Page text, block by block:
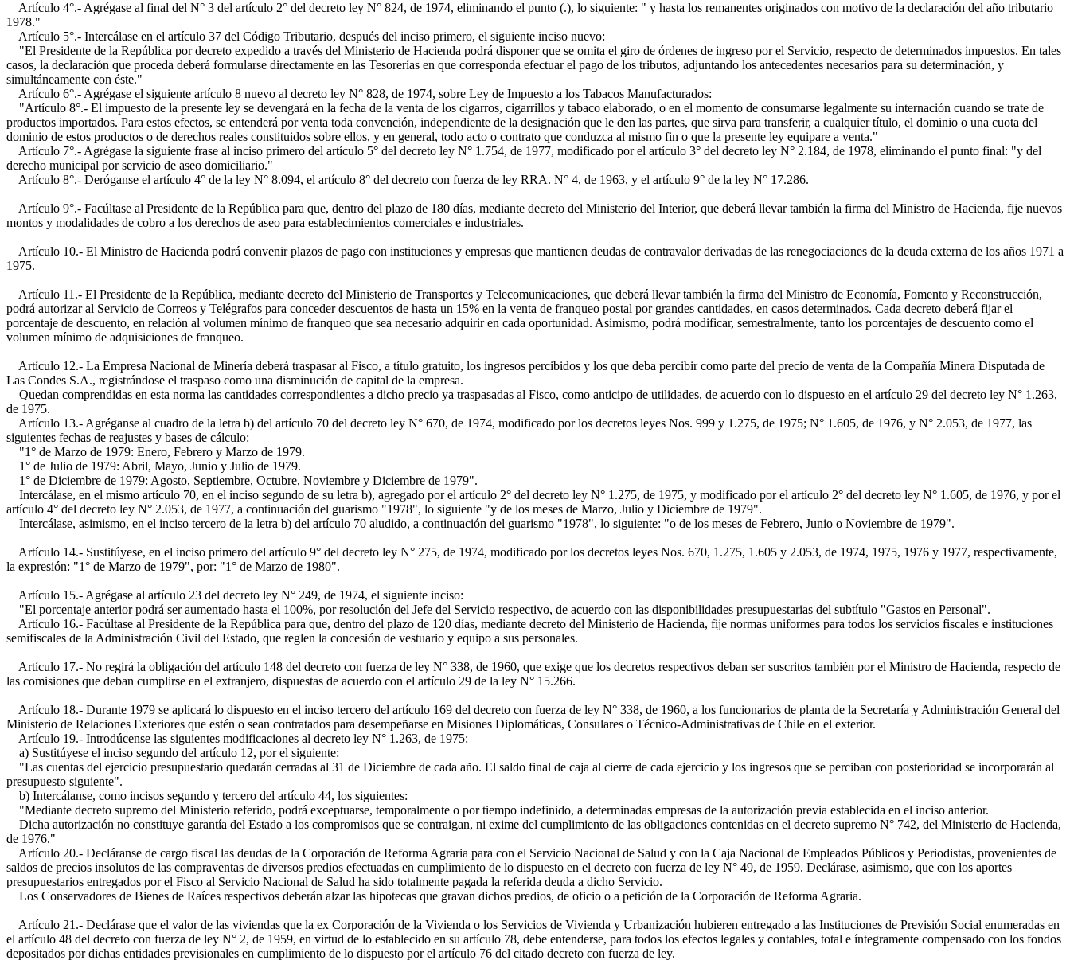
Artículo 4°.- Agrégase al final del N° 3 del artículo 2° del decreto ley N° 824, de 1974, eliminando el punto (.), lo siguiente: " y hasta los remanentes originados con motivo de la declaración del año tributario
1978."
Artículo 5°.- Intercálase en el artículo 37 del Código Tributario, después del inciso primero, el siguiente inciso nuevo:
"El Presidente de la República por decreto expedido a través del Ministerio de Hacienda podrá disponer que se omita el giro de órdenes de ingreso por el Servicio, respecto de determinados impuestos. En tales
casos, la declaración que proceda deberá formularse directamente en las Tesorerías en que corresponda efectuar el pago de los tributos, adjuntando los antecedentes necesarios para su determinación, y
simultáneamente con éste."
Artículo 6°.- Agrégase el siguiente artículo 8 nuevo al decreto ley N° 828, de 1974, sobre Ley de Impuesto a los Tabacos Manufacturados:
"Artículo 8°.- El impuesto de la presente ley se devengará en la fecha de la venta de los cigarros, cigarrillos y tabaco elaborado, o en el momento de consumarse legalmente su internación cuando se trate de
productos importados. Para estos efectos, se entenderá por venta toda convención, independiente de la designación que le den las partes, que sirva para transferir, a cualquier título, el dominio o una cuota del
dominio de estos productos o de derechos reales constituidos sobre ellos, y en general, todo acto o contrato que conduzca al mismo fin o que la presente ley equipare a venta."
Artículo 7°.- Agrégase la siguiente frase al inciso primero del artículo 5° del decreto ley N° 1.754, de 1977, modificado por el artículo 3° del decreto ley N° 2.184, de 1978, eliminando el punto final: "y del
derecho municipal por servicio de aseo domiciliario."
Artículo 8°.- Deróganse el artículo 4° de la ley N° 8.094, el artículo 8° del decreto con fuerza de ley RRA. N° 4, de 1963, y el artículo 9° de la ley N° 17.286.
Artículo 9°.- Facúltase al Presidente de la República para que, dentro del plazo de 180 días, mediante decreto del Ministerio del Interior, que deberá llevar también la firma del Ministro de Hacienda, fije nuevos
montos y modalidades de cobro a los derechos de aseo para establecimientos comerciales e industriales.
Artículo 10.- El Ministro de Hacienda podrá convenir plazos de pago con instituciones y empresas que mantienen deudas de contravalor derivadas de las renegociaciones de la deuda externa de los años 1971 a
1975.
Artículo 11.- El Presidente de la República, mediante decreto del Ministerio de Transportes y Telecomunicaciones, que deberá llevar también la firma del Ministro de Economía, Fomento y Reconstrucción,
podrá autorizar al Servicio de Correos y Telégrafos para conceder descuentos de hasta un 15% en la venta de franqueo postal por grandes cantidades, en casos determinados. Cada decreto deberá fijar el
porcentaje de descuento, en relación al volumen mínimo de franqueo que sea necesario adquirir en cada oportunidad. Asimismo, podrá modificar, semestralmente, tanto los porcentajes de descuento como el
volumen mínimo de adquisiciones de franqueo.
Artículo 12.- La Empresa Nacional de Minería deberá traspasar al Fisco, a título gratuito, los ingresos percibidos y los que deba percibir como parte del precio de venta de la Compañía Minera Disputada de
Las Condes S.A., registrándose el traspaso como una disminución de capital de la empresa.
Quedan comprendidas en esta norma las cantidades correspondientes a dicho precio ya traspasadas al Fisco, como anticipo de utilidades, de acuerdo con lo dispuesto en el artículo 29 del decreto ley N° 1.263,
de 1975.
Artículo 13.- Agréganse al cuadro de la letra b) del artículo 70 del decreto ley N° 670, de 1974, modificado por los decretos leyes Nos. 999 y 1.275, de 1975; N° 1.605, de 1976, y N° 2.053, de 1977, las
siguientes fechas de reajustes y bases de cálculo:
"1° de Marzo de 1979: Enero, Febrero y Marzo de 1979.
1° de Julio de 1979: Abril, Mayo, Junio y Julio de 1979.
1° de Diciembre de 1979: Agosto, Septiembre, Octubre, Noviembre y Diciembre de 1979".
Intercálase, en el mismo artículo 70, en el inciso segundo de su letra b), agregado por el artículo 2° del decreto ley N° 1.275, de 1975, y modificado por el artículo 2° del decreto ley N° 1.605, de 1976, y por el
artículo 4° del decreto ley N° 2.053, de 1977, a continuación del guarismo "1978", lo siguiente "y de los meses de Marzo, Julio y Diciembre de 1979".
Intercálase, asimismo, en el inciso tercero de la letra b) del artículo 70 aludido, a continuación del guarismo "1978", lo siguiente: "o de los meses de Febrero, Junio o Noviembre de 1979".
Artículo 14.- Sustitúyese, en el inciso primero del artículo 9° del decreto ley N° 275, de 1974, modificado por los decretos leyes Nos. 670, 1.275, 1.605 y 2.053, de 1974, 1975, 1976 y 1977, respectivamente,
la expresión: "1° de Marzo de 1979", por: "1° de Marzo de 1980".
Artículo 15.- Agrégase al artículo 23 del decreto ley N° 249, de 1974, el siguiente inciso:
"El porcentaje anterior podrá ser aumentado hasta el 100%, por resolución del Jefe del Servicio respectivo, de acuerdo con las disponibilidades presupuestarias del subtítulo "Gastos en Personal".
Artículo 16.- Facúltase al Presidente de la República para que, dentro del plazo de 120 días, mediante decreto del Ministerio de Hacienda, fije normas uniformes para todos los servicios fiscales e instituciones
semifiscales de la Administración Civil del Estado, que reglen la concesión de vestuario y equipo a sus personales.
Artículo 17.- No regirá la obligación del artículo 148 del decreto con fuerza de ley N° 338, de 1960, que exige que los decretos respectivos deban ser suscritos también por el Ministro de Hacienda, respecto de
las comisiones que deban cumplirse en el extranjero, dispuestas de acuerdo con el artículo 29 de la ley N° 15.266.
Artículo 18.- Durante 1979 se aplicará lo dispuesto en el inciso tercero del artículo 169 del decreto con fuerza de ley N° 338, de 1960, a los funcionarios de planta de la Secretaría y Administración General del
Ministerio de Relaciones Exteriores que estén o sean contratados para desempeñarse en Misiones Diplomáticas, Consulares o Técnico-Administrativas de Chile en el exterior.
Artículo 19.- Introdúcense las siguientes modificaciones al decreto ley N° 1.263, de 1975:
a) Sustitúyese el inciso segundo del artículo 12, por el siguiente:
"Las cuentas del ejercicio presupuestario quedarán cerradas al 31 de Diciembre de cada año. El saldo final de caja al cierre de cada ejercicio y los ingresos que se perciban con posterioridad se incorporarán al
presupuesto siguiente".
b) Intercálanse, como incisos segundo y tercero del artículo 44, los siguientes:
"Mediante decreto supremo del Ministerio referido, podrá exceptuarse, temporalmente o por tiempo indefinido, a determinadas empresas de la autorización previa establecida en el inciso anterior.
Dicha autorización no constituye garantía del Estado a los compromisos que se contraigan, ni exime del cumplimiento de las obligaciones contenidas en el decreto supremo N° 742, del Ministerio de Hacienda,
de 1976."
Artículo 20.- Decláranse de cargo fiscal las deudas de la Corporación de Reforma Agraria para con el Servicio Nacional de Salud y con la Caja Nacional de Empleados Públicos y Periodistas, provenientes de
saldos de precios insolutos de las compraventas de diversos predios efectuadas en cumplimiento de lo dispuesto en el decreto con fuerza de ley N° 49, de 1959. Declárase, asimismo, que con los aportes
presupuestarios entregados por el Fisco al Servicio Nacional de Salud ha sido totalmente pagada la referida deuda a dicho Servicio.
Los Conservadores de Bienes de Raíces respectivos deberán alzar las hipotecas que gravan dichos predios, de oficio o a petición de la Corporación de Reforma Agraria.
Artículo 21.- Declárase que el valor de las viviendas que la ex Corporación de la Vivienda o los Servicios de Vivienda y Urbanización hubieren entregado a las Instituciones de Previsión Social enumeradas en
el artículo 48 del decreto con fuerza de ley N° 2, de 1959, en virtud de lo establecido en su artículo 78, debe entenderse, para todos los efectos legales y contables, total e íntegramente compensado con los fondos
depositados por dichas entidades previsionales en cumplimiento de lo dispuesto por el artículo 76 del citado decreto con fuerza de ley.